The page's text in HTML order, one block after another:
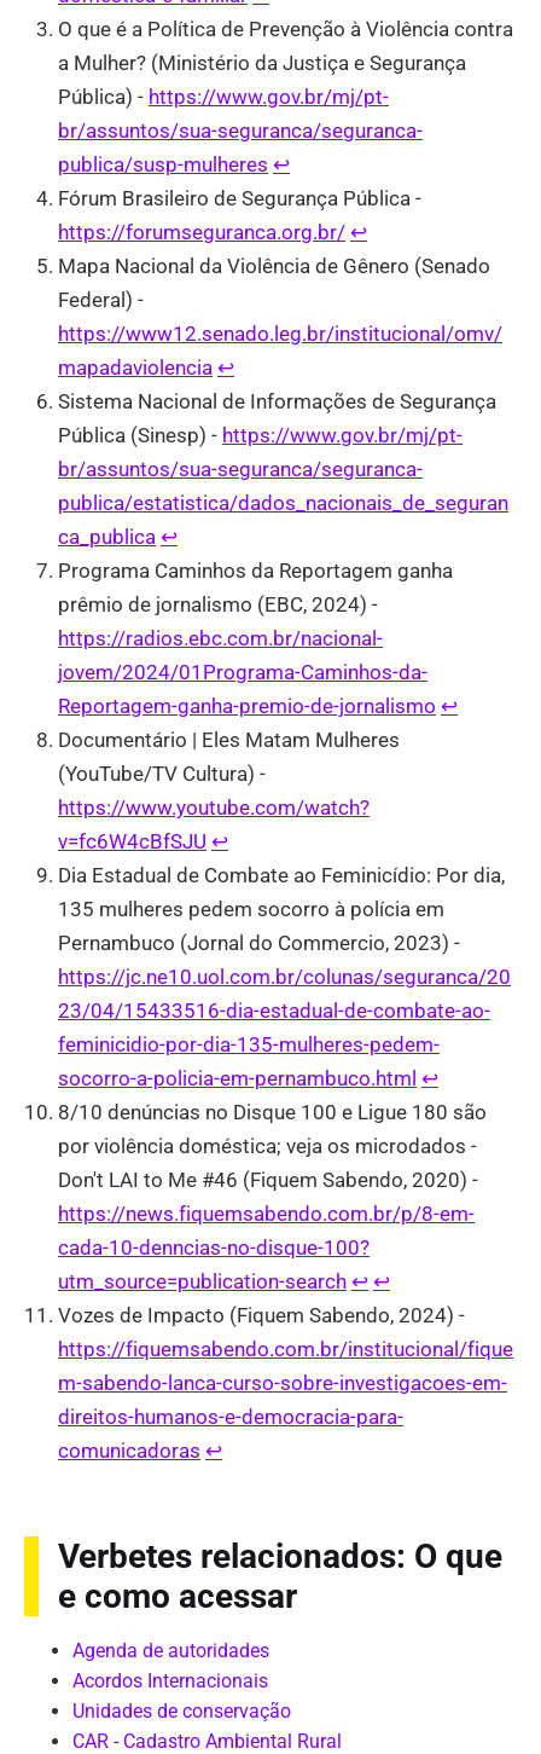
O que é a Política de Prevenção à Violência contra
a Mulher? (Ministério da Justiça e Segurança
Pública) - https://www.gov.br/mj/pt-
br/assuntos/sua-seguranca/seguranca-
publica/susp-mulheres ↩︎
Fórum Brasileiro de Segurança Pública -
https://forumseguranca.org.br/ ↩︎
Mapa Nacional da Violência de Gênero (Senado
Federal) -
https://www12.senado.leg.br/institucional/omv/
mapadaviolencia ↩︎
Sistema Nacional de Informações de Segurança
Pública (Sinesp) - https://www.gov.br/mj/pt-
br/assuntos/sua-seguranca/seguranca-
publica/estatistica/dados_nacionais_de_seguran
ca_publica ↩︎
Programa Caminhos da Reportagem ganha
prêmio de jornalismo (EBC, 2024) -
https://radios.ebc.com.br/nacional-
jovem/2024/01Programa-Caminhos-da-
Reportagem-ganha-premio-de-jornalismo ↩︎
Documentário | Eles Matam Mulheres
(YouTube/TV Cultura) -
https://www.youtube.com/watch?
v=fc6W4cBfSJU ↩︎
Dia Estadual de Combate ao Feminicídio: Por dia,
135 mulheres pedem socorro à polícia em
Pernambuco (Jornal do Commercio, 2023) -
https://jc.ne10.uol.com.br/colunas/seguranca/20
23/04/15433516-dia-estadual-de-combate-ao-
feminicidio-por-dia-135-mulheres-pedem-
socorro-a-policia-em-pernambuco.html ↩︎
8/10 denúncias no Disque 100 e Ligue 180 são
por violência doméstica; veja os microdados -
Don't LAI to Me #46 (Fiquem Sabendo, 2020) -
https://news.fiquemsabendo.com.br/p/8-em-
cada-10-denncias-no-disque-100?
utm_source=publication-search ↩︎ ↩︎
Vozes de Impacto (Fiquem Sabendo, 2024) -
https://fiquemsabendo.com.br/institucional/fique
m-sabendo-lanca-curso-sobre-investigacoes-em-
direitos-humanos-e-democracia-para-
comunicadoras ↩︎
Verbetes relacionados: O que
e como acessar
Agenda de autoridades
Acordos Internacionais
Unidades de conservação
CAR - Cadastro Ambiental Rural